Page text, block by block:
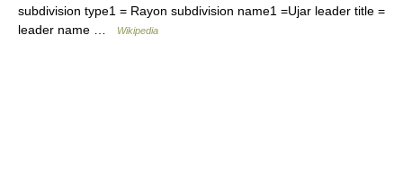
subdivision type1 = Rayon subdivision name1 =Ujar leader title =
leader name …
Wikipedia